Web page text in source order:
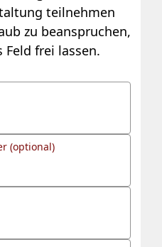
teilnehmen
zu beanspruchen,
Feld frei lassen.
(optional)